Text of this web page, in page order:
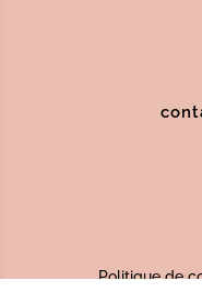
Politique de